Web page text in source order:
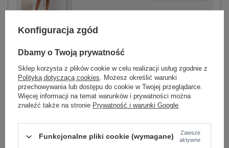
jasny różowy
One size 5906694126246 - +
Konfiguracja zgód
Dbamy o Twoją prywatność
Sklep korzysta z plików cookie w celu realizacji usług zgodnie z
Polityką dotyczącą cookies. Możesz określić warunki
przechowywania lub dostępu do cookie w Twojej przeglądarce.
Więcej informacji na temat warunków i prywatności można
znaleźć także na stronie Prywatność i warunki Google.
Funkcjonalne pliki cookie (wymagane)
Zawsze
aktywne